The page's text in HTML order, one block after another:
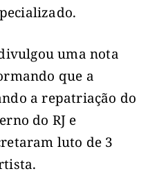
uma nota
que a
a repatriação do
do RJ e
luto de 3